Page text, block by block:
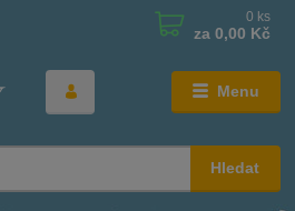
Menu
Hledat
0 ks
za 0,00 Kč